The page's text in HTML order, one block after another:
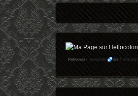
Retrouvezmaryophoto surHellocoton